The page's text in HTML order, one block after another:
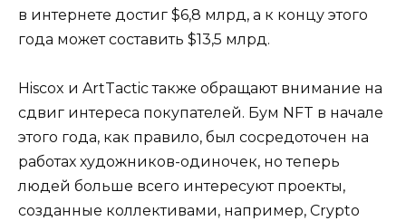
в интернете достиг $6,8 млрд, а к концу этого
года может составить $13,5 млрд.
Hiscox и ArtTactic также обращают внимание на
сдвиг интереса покупателей. Бум NFT в начале
этого года, как правило, был сосредоточен на
работах художников-одиночек, но теперь
людей больше всего интересуют проекты,
созданные коллективами, например, Crypto